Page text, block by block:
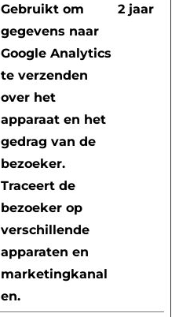
Gebruikt om
gegevens naar
Google Analytics
te verzenden
over het
apparaat en het
gedrag van de
bezoeker.
Traceert de
bezoeker op
verschillende
apparaten en
marketingkanal
en.
2 jaar